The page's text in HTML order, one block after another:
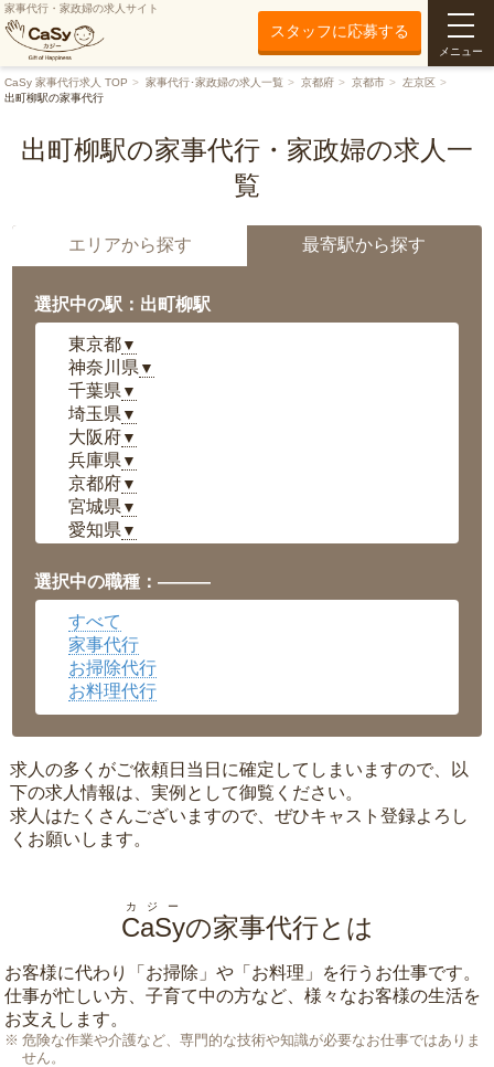
家事代行・家政婦の求人サイト
スタッフに応募する
メニュー
CaSy 家事代行求人 TOP 家事代行･家政婦の求人一覧 京都府 京都市
左京区
出町柳駅の家事代行
出町柳駅の家事代行・家政婦の求人一
覧
エリアから探す 最寄駅から探す
選択中の駅：出町柳駅
東京都▼
神奈川県 ▼
千葉県 ▼
埼玉県 ▼
大阪府▼
兵庫県 ▼
京都府▼
宮城県 ▼
愛知県 ▼
岡山県▼
広島県▼
沖縄県
選択中の職種：———
すべて
家事代行
お掃除代行
お料理代行
求人の多くがご依頼日当日に確定してしまいますので、以
下の求人情報は、実例として御覧ください。
求人はたくさんございますので、ぜひキャスト登録よろし
くお願いします。
CaSy
カジー
の家事代行とは
お客様に代わり「 お掃除 」や「 お料理 」を行うお仕事です。
仕事が忙しい方、子育て中の方など、様々なお客様の生活を
お支えします。
危険な作業や介護など、専門的な技術や知識が必要なお仕事ではありま
せん。